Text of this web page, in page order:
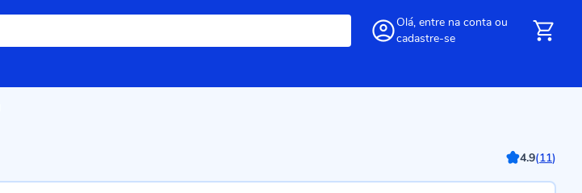
Olá, entre na conta ou
cadastre-se
4.9(11)